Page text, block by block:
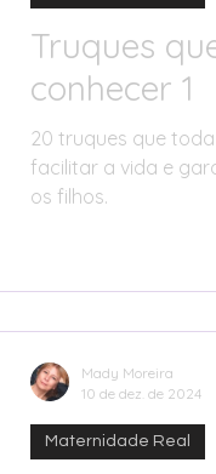
Truques
conhecer 1
20 truques que
facilitar a vida e
os filhos.
Maternidade Real
Mady Moreira
10 de dez. de 2024